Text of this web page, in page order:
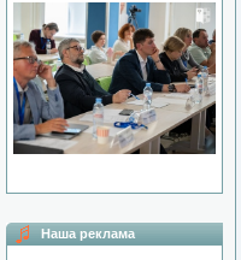
Наша реклама